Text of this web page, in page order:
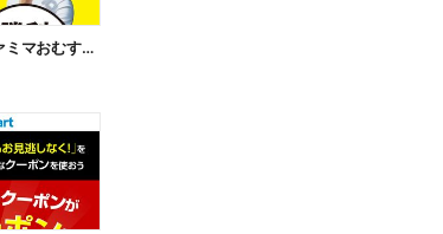
【おトク】大谷選手ファミマおむすび割